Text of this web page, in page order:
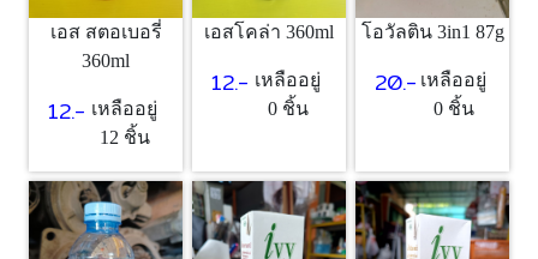
เอส สตอเบอรี่
360ml
12.- เหลืออยู่
12 ชิ้น
เอสโคล่า 360ml
12.- เหลืออยู่
0 ชิ้น
โอวัลติน 3in1 87g
20.- เหลืออยู่
0 ชิ้น